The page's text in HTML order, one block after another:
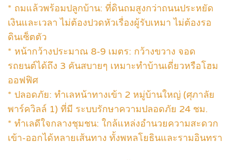
* ถมแล้วพร้อมปลูกบ้าน: ที่ดินถมสูงกว่าถนนประหยัด
เงินและเวลา ไม่ต้องปวดหัวเรื่องผู้รับเหมา ไม่ต้องรอ
ดินเซ็ตตัว
* หน้ากว้างประมาณ 8-9 เมตร: กว้างขวาง จอด
รถยนต์ได้ถึง 3 คันสบายๆ เหมาะทำบ้านเดี่ยวหรือโฮม
ออฟฟิศ
* ปลอดภัย: ทำเลหน้าทางเข้า 2 หมู่บ้านใหญ่ (ศุภาลัย
พาร์ควิลล์ 1) ที่มี ระบบรักษาความปลอดภัย 24 ชม.
* ทำเลดีใจกลางชุมชน: ใกล้แหล่งอำนวยความสะดวก
เข้า-ออกได้หลายเส้นทาง ทั้งพหลโยธินและรามอินทรา